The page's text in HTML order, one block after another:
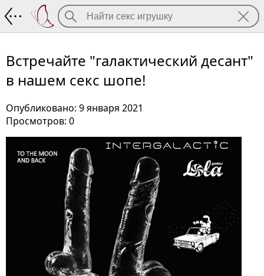
Встречайте "галактический десант"
в нашем секс шопе!
Опубликовано: 9 января 2021
Просмотров: 0
Встречайте "галактический десант"